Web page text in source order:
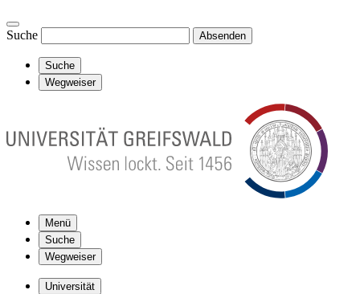
Suche Absenden
Suche
Wegweiser
Menü
Suche
Wegweiser
Universität